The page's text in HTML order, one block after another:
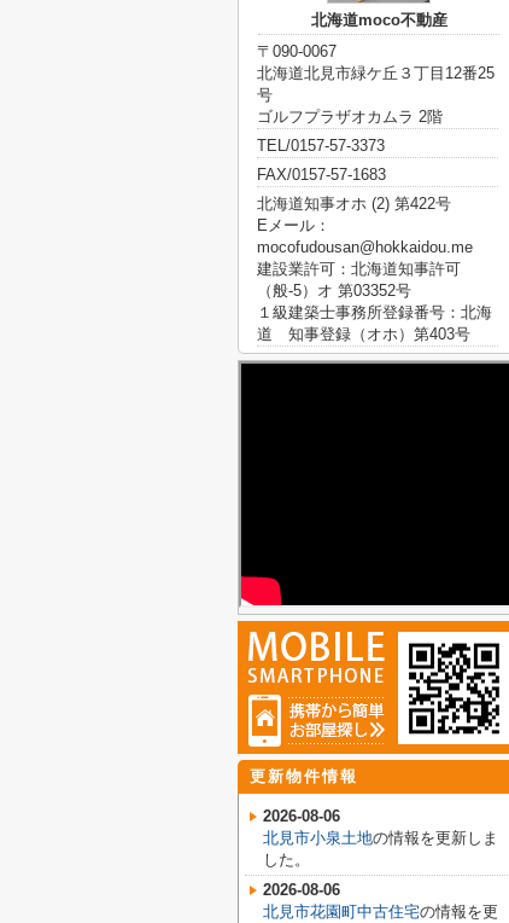
北海道moco不動産
〒090-0067
北海道北見市緑ケ丘３丁目12番25
号
ゴルフプラザオカムラ 2階
TEL/0157-57-3373
FAX/0157-57-1683
北海道知事オホ (2) 第422号
Eメール：
mocofudousan@hokkaidou.me
建設業許可：北海道知事許可
（般-5）オ 第03352号
１級建築士事務所登録番号：北海
道 知事登録（オホ）第403号
更新物件情報
2026-08-06
北見市小泉土地の情報を更新しま
した。
2026-08-06
北見市花園町中古住宅の情報を更